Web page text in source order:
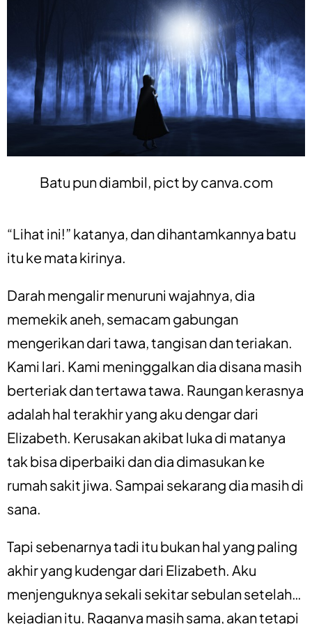
Batu pun diambil, pict bycanva.com
“Lihat ini!” katanya, dan dihantamkannya batu
itu ke mata kirinya.
Darah mengalir menuruni wajahnya, dia
memekik aneh, semacam gabungan
mengerikan dari tawa, tangisan dan teriakan.
Kami lari. Kami meninggalkan dia disana masih
berteriak dan tertawa tawa. Raungan kerasnya
adalah hal terakhir yang aku dengar dari
Elizabeth. Kerusakan akibat luka di matanya
tak bisa diperbaiki dan dia dimasukan ke
rumah sakit jiwa. Sampai sekarang dia masih di
sana.
Tapi sebenarnya tadi itu bukan hal yang paling
akhir yang kudengar dari Elizabeth. Aku
menjenguknya sekali sekitar sebulan setelah…
kejadian itu. Raganya masih sama, akan tetapi